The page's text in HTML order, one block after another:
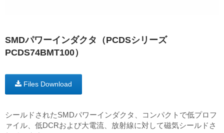
SMDパワーインダクタ（PCDSシリーズ
PCDS74BMT100）
Files Download
シールドされたSMDパワーインダクタ、コンパクトで低プロフ
ァイル、低DCRおよび大電流、放射線に対して磁気シールドさ